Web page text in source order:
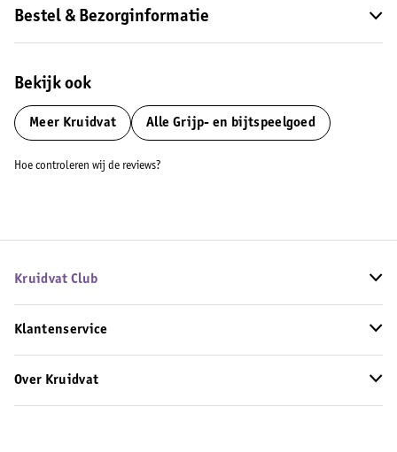
Bestel & Bezorginformatie
Bekijk ook
Meer Kruidvat Alle Grijp- en bijtspeelgoed
Hoe controleren wij de reviews?
Kruidvat Club
Klantenservice
Over Kruidvat